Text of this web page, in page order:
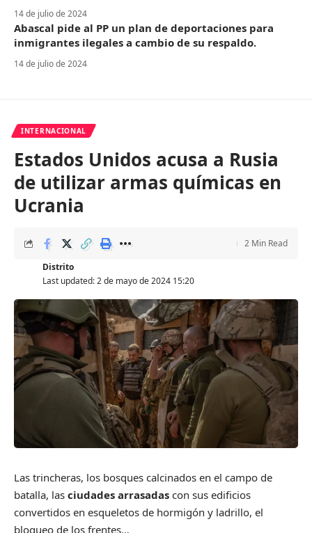
14 de julio de 2024
Abascal pide al PP un plan de deportaciones para
inmigrantes ilegales a cambio de su respaldo.
14 de julio de 2024
INTERNACIONAL
Estados Unidos acusa a Rusia
de utilizar armas químicas en
Ucrania
Last updated: 2 de mayo de 2024 15:20
Distrito
2 Min Read
Las trincheras, los bosques calcinados en el campo de
batalla, las ciudades arrasadas con sus edificios
convertidos en esqueletos de hormigón y ladrillo, el
bloqueo de los frentes…